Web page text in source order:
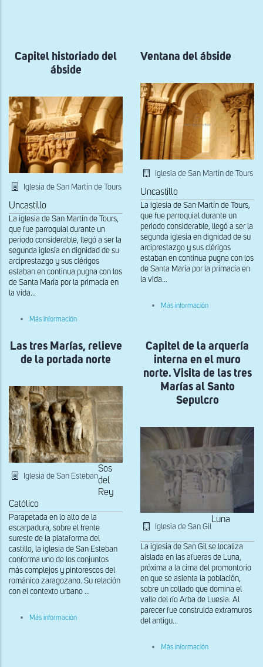
navegación
Capitel historiado del
ábside
Iglesia de San Martín de Tours
Uncastillo
La iglesia de San Martín de Tours,
que fue parroquial durante un
periodo considerable, llegó a ser la
segunda iglesia en dignidad de su
arciprestazgo y sus clérigos
estaban en continua pugna con los
de Santa María por la primacía en
la vida...
Más información
del
ábside
Ventana del ábside
Iglesia de San Martín de Tours
Uncastillo
La iglesia de San Martín de Tours,
que fue parroquial durante un
periodo considerable, llegó a ser la
segunda iglesia en dignidad de su
arciprestazgo y sus clérigos
estaban en continua pugna con los
de Santa María por la primacía en
la vida...
Más información
Las tres Marías, relieve
de la portada norte
Iglesia de San Esteban
Sos
del
Rey
Católico
Parapetada en lo alto de la
escarpadura, sobre el frente
sureste de la plataforma del
castillo, la iglesia de San Esteban
conforma uno de los conjuntos
más complejos y pintorescos del
románico zaragozano. Su relación
con el contexto urbano ...
Más información
Capitel de la arquería
interna en el muro
norte. Visita de las tres
Marías al Santo
Sepulcro
Iglesia de San Gil
Luna
La iglesia de San Gil se localiza
aislada en las afueras de Luna,
próxima a la cima del promontorio
en que se asienta la población,
sobre un collado que domina el
valle del río Arba de Luesia. Al
parecer fue construida extramuros
del antigu...
Más información